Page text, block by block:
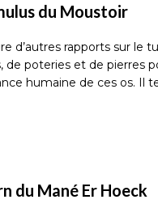
du Moustoir
d’autres rapports sur le
de poteries et de pierres
humaine de ces os. Il
du Mané Er Hoeck